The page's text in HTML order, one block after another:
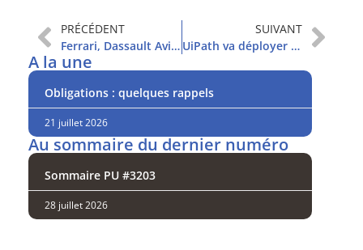
PRÉCÉDENT
Ferrari, Dassault Aviation et ABB
SUIVANT
UiPath va déployer l’IA
A la une
Obligations : quelques rappels
21 juillet 2026
Au sommaire du dernier numéro
Sommaire PU #3203
28 juillet 2026